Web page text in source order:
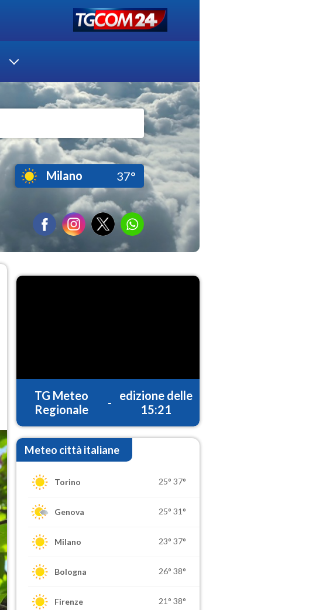
Milano 37°
TG Meteo
Regionale
-
edizione delle
15:21
Meteo città italiane
Torino 25° 37°
Genova 25° 31°
Milano 23° 37°
Bologna 26° 38°
Firenze 21° 38°